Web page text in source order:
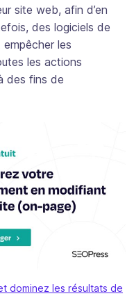
site web, afin d’en
des logiciels de
les
les actions
des fins de
dominez les résultats de